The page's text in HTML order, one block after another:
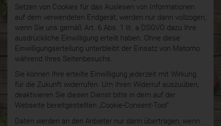
Setzen von Cookies für das Auslesen von Informationen
auf dem verwendeten Endgerät, werden nur dann vollzogen,
wenn Sie uns gemäß Art. 6 Abs. 1 lit. a DSGVO dazu Ihre
ausdrückliche Einwilligung erteilt haben. Ohne diese
Einwilligungserteilung unterbleibt der Einsatz von Matomo
während Ihres Seitenbesuchs.
Sie können Ihre erteilte Einwilligung jederzeit mit Wirkung
für die Zukunft widerrufen. Um Ihren Widerruf auszuüben,
deaktivieren Sie diesen Dienst bitte in dem auf der
Webseite bereitgestellten „Cookie-Consent-Tool“.
Daten werden an den Anbieter nur dann übertragen, wenn